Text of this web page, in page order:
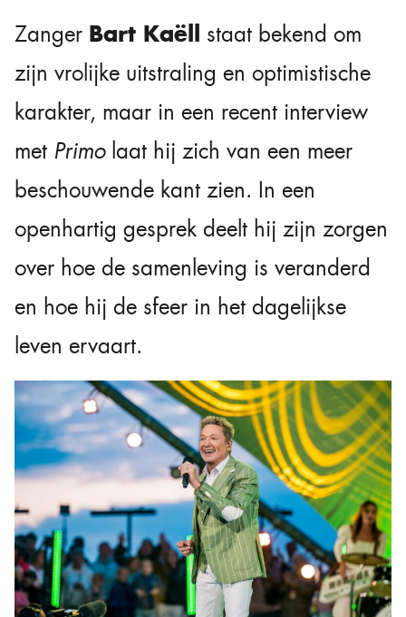
Zanger Bart Kaëll staat bekend om
zijn vrolijke uitstraling en optimistische
karakter, maar in een recent interview
met Primolaat hij zich van een meer
beschouwende kant zien. In een
openhartig gesprek deelt hij zijn zorgen
over hoe de samenleving is veranderd
en hoe hij de sfeer in het dagelijkse
leven ervaart.